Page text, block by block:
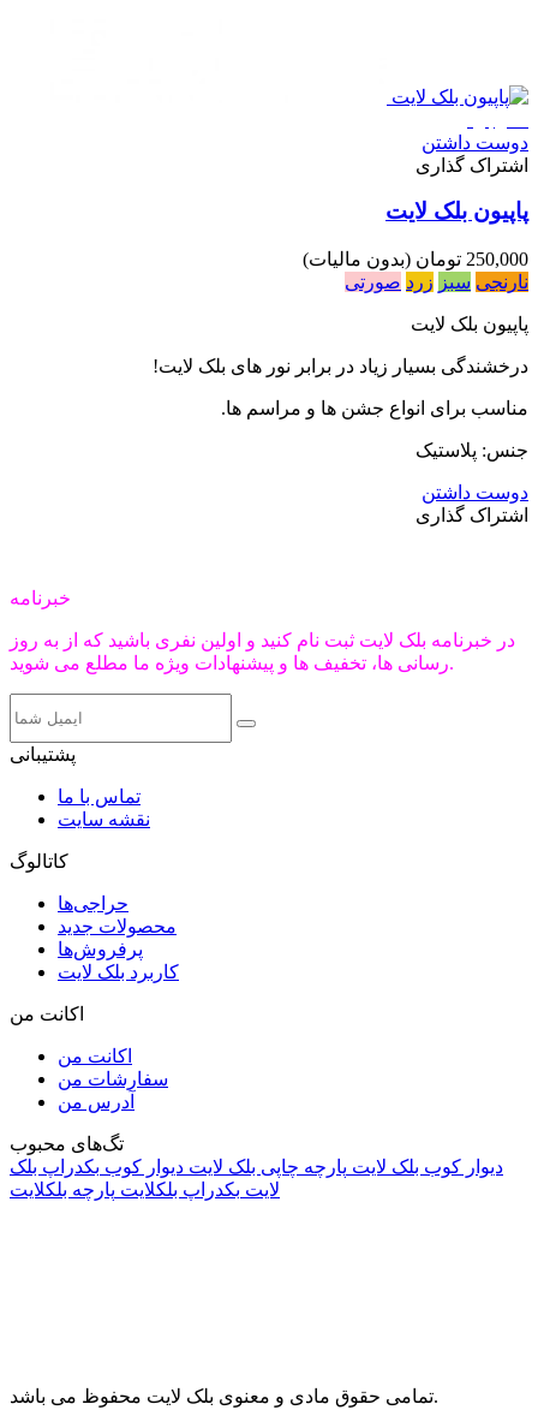
دوست داشتن
اشتراک گذاری
پاپیون بلک لایت
250,000 تومان
(بدون مالیات)
نارنجی سبز زرد صورتی
پاپیون بلک لایت
درخشندگی بسیار زیاد در برابر نور های بلک لایت!
مناسب برای انواع جشن ها و مراسم ها.
جنس: پلاستیک
دوست داشتن
اشتراک گذاری
خبرنامه
در خبرنامه بلک لایت ثبت نام کنید و اولین نفری باشید که از به روز
رسانی ها، تخفیف ها و پیشنهادات ویژه ما مطلع می شوید.
پشتیبانی
تماس با ما
نقشه سایت
کاتالوگ
حراجی‌ها
محصولات جدید
پرفروش‌ها
کاربرد بلک لایت
اکانت من
اکانت من
سفارشات من
آدرس من
تگ‌های محبوب
دیوار کوب بلک لایت پارچه چاپی بلک لایت دیوار کوب بکدراپ بلک
لایت بکدراپ بلکلایت پارچه بلکلایت
تمامی حقوق مادی و معنوی بلک لایت محفوظ می باشد.